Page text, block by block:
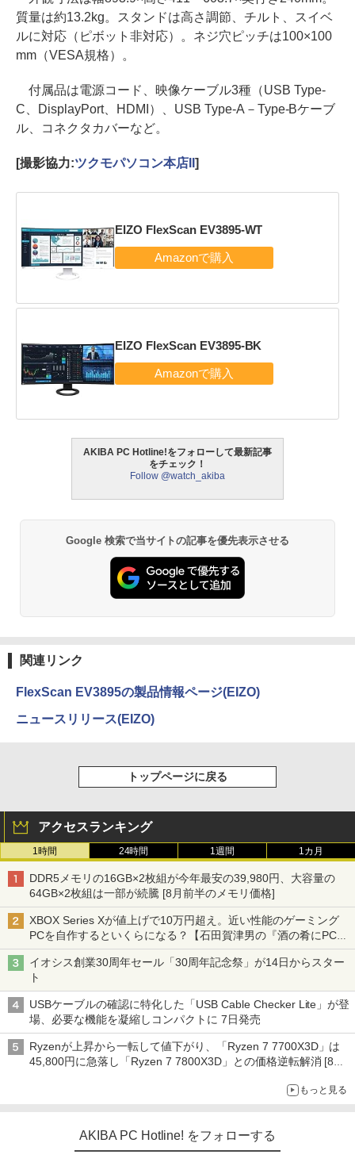
質量は約13.2kg。スタンドは高さ調節、チルト、スイベ
ルに対応（ピボット非対応）。ネジ穴ピッチは100×100
mm（VESA規格）。
付属品は電源コード、映像ケーブル3種（USB Type-
C、DisplayPort、HDMI）、USB Type-A－Type-Bケーブ
ル、コネクタカバーなど。
[撮影協力:ツクモパソコン本店II ]
EIZO FlexScan EV3895-WT
EIZO FlexScan EV3895-BK
AKIBA PC Hotline!をフォローして最新記事
をチェック！
Follow @watch_akiba
Google 検索で当サイトの記事を優先表示させる
関連リンク
FlexScan EV3895の製品情報ページ(EIZO)
ニュースリリース(EIZO)
トップページに戻る
アクセスランキング
1時間 24時間 1週間 1カ月
DDR5メモリの16GB×2枚組が今年最安の39,980円、大容量の
64GB×2枚組は一部が続騰 [8月前半のメモリ価格]
XBOX Series Xが値上げで10万円超え。近い性能のゲーミング
PCを自作するといくらになる？【石田賀津男の『酒の肴にPCゲ
ーム』】
イオシス創業30周年セール「30周年記念祭」が14日からスター
ト
USBケーブルの確認に特化した「USB Cable Checker Lite」が登
場、必要な機能を凝縮しコンパクトに 7日発売
Ryzenが上昇から一転して値下がり、「Ryzen 7 7700X3D」は
45,800円に急落し「Ryzen 7 7800X3D」との価格逆転解消 [8月
もっと見る
AKIBA PC Hotline! をフォローする